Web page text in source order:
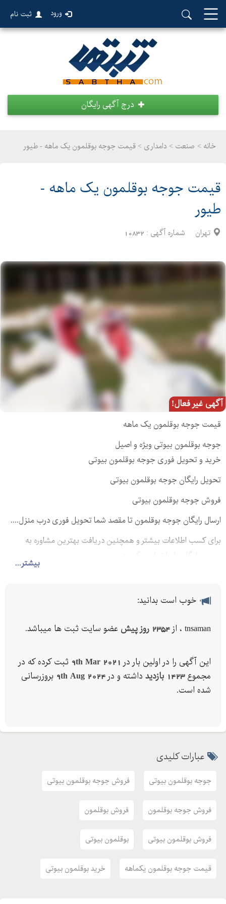
ورود ثبت نام
درج آگهی رایگان
خانه > صنعت > دامداری > قیمت جوجه بوقلمون یک ماهه - طیور
قیمت جوجه بوقلمون یک ماهه -
طیور
تهران شماره آگهی : 10832
آگهی غیر فعال!
بیشتر...
قیمت جوجه بوقلمون یک ماهه
جوجه بوقلمون بیوتی ویژه و اصیل
خرید و تحویل فوری جوجه بوقلمون بیوتی
تحویل رایگان جوجه بوقلمون بیوتی
فروش جوجه بوقلمون بیوتی
ارسال رایگان جوجه بوقلمون تا مقصد شما تحویل فوری درب منزل....
برای کسب اطلاعات بیشتر و همچنین دریافت بهترین مشاوره به
صورت رایگان با ما تماس بگیرید .
خوب است بدانید:
tnsaman ، از 2354 روز پیش عضو سایت ثبت ها میباشد.
این آگهی را در اولین بار در 9th Mar 2021 ثبت کرده که در
مجموع1423 بازدید داشته و در 9th Aug 2024 بروزرسانی
شده است.
عبارات کلیدی
جوجه بوقلمون بیوتی فروش جوجه بوقلمون بیوتی
فروش جوجه بوقلمون فروش بوقلمون
فروش بوقلمون بیوتی بوقلمون بیوتی
قیمت جوجه بوقلمون یکماهه خرید بوقلمون بیوتی